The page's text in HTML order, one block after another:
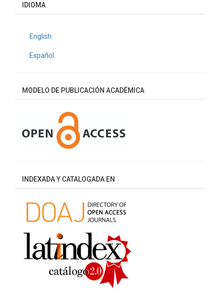
IDIOMA
English
Español
MODELO DE PUBLICACIÓN ACADÉMICA
INDEXADA Y CATALOGADA EN